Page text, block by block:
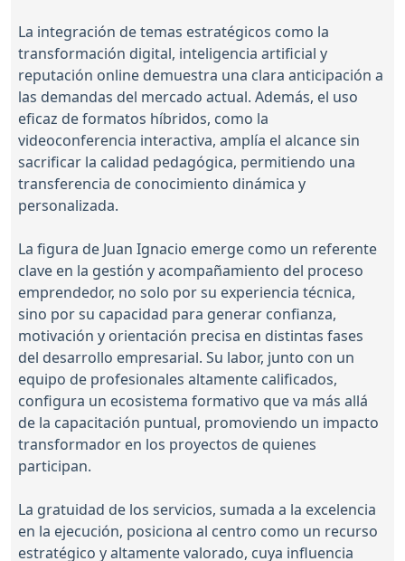
La integración de temas estratégicos como la
transformación digital, inteligencia artificial y
reputación online demuestra una clara anticipación a
las demandas del mercado actual. Además, el uso
eficaz de formatos híbridos, como la
videoconferencia interactiva, amplía el alcance sin
sacrificar la calidad pedagógica, permitiendo una
transferencia de conocimiento dinámica y
personalizada.
La figura de Juan Ignacio emerge como un referente
clave en la gestión y acompañamiento del proceso
emprendedor, no solo por su experiencia técnica,
sino por su capacidad para generar confianza,
motivación y orientación precisa en distintas fases
del desarrollo empresarial. Su labor, junto con un
equipo de profesionales altamente calificados,
configura un ecosistema formativo que va más allá
de la capacitación puntual, promoviendo un impacto
transformador en los proyectos de quienes
participan.
La gratuidad de los servicios, sumada a la excelencia
en la ejecución, posiciona al centro como un recurso
estratégico y altamente valorado, cuya influencia